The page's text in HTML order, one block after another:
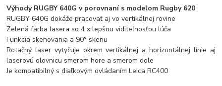
Výhody RUGBY 640G v porovnaní s modelom Rugby 620
RUGBY 640G dokáže pracovať aj vo vertikálnej rovine
Zelená farba lasera so 4 x lepšou viditeľnosťou lúča
Funkcia skenovania a 90° skenu
Rotačný laser vytyčuje okrem vertikálnej a horizontálnej línie aj
laserovú olovnicu smerom hore a smerom dole
Je kompatibilný s diaľkovým ovládaním Leica RC400